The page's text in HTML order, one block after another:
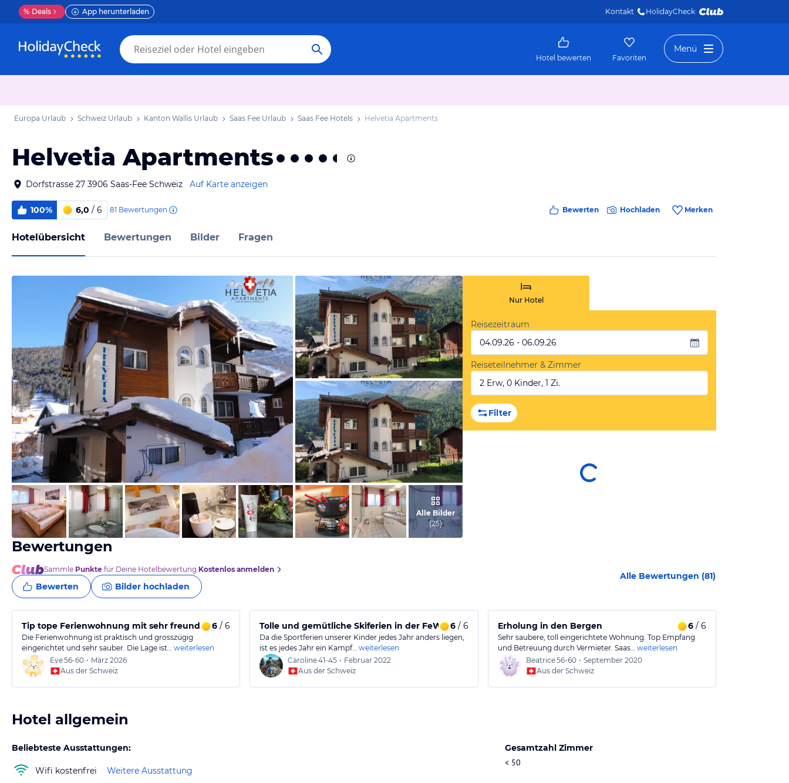
% Deals App herunterladen Kontakt HolidayCheck
Hotel bewerten Favoriten
Menü
Europa Urlaub Schweiz Urlaub Kanton Wallis Urlaub Saas Fee Urlaub Saas Fee Hotels Helvetia Apartments
Helvetia Apartments
Dorfstrasse 27 3906 Saas-Fee Schweiz Auf Karte anzeigen
100% 6,0 / 6 81 Bewertungen Bewerten Hochladen Merken
Hotelübersicht Bewertungen Bilder Fragen
vom Hotelier, Januar 2017
vom Hotelier, Juli 2018
vom Hotelier, Juli 2018
Alle Bilder
(25)
Nur Hotel
Reisezeitraum
04.09.26 - 06.09.26
Reiseteilnehmer & Zimmer
2 Erw, 0 Kinder, 1 Zi.
Filter
Bewertungen
Sammle Punkte für Deine Hotelbewertung.Kostenlos anmelden
Bewerten Bilder hochladen
Alle Bewertungen (81)
Tip tope Ferienwohnung mit sehr freundlichem Gastgeber. Super Ferien in Saas-Fee🥰
6 / 6
Die Ferienwohnung ist praktisch und grosszügig
eingerichtet und sehr sauber. Die Lage ist… weiterlesen
Eve56-60 • März 2026
Aus der Schweiz
Tolle und gemütliche Skiferien in der FeWo 6/ 6
Da die Sportferien unserer Kinder jedes Jahr anders liegen,
ist es jedes Jahr ein Kampf… weiterlesen
Caroline41-45 • Februar 2022
Aus der Schweiz
Erholung in den Bergen 6/ 6
Sehr saubere, toll eingerichtete Wohnung. Top Empfang
und Betreuung durch Vermieter. Saas… weiterlesen
Beatrice56-60 • September 2020
Aus der Schweiz
Hotel allgemein
Beliebteste Ausstattungen:
Wifi kostenfrei Weitere Ausstattung
Gesamtzahl Zimmer
< 50